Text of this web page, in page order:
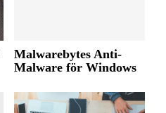
Malwarebytes Anti-
Malware för Windows